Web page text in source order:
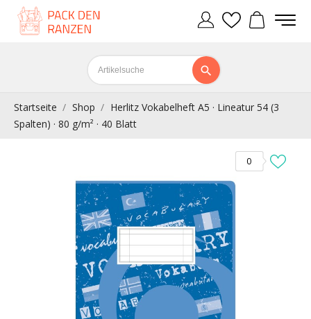
Startseite Shop
Herlitz Vokabelheft A5 · Lineatur 54 (3
Spalten) · 80 g/m² · 40 Blatt
0